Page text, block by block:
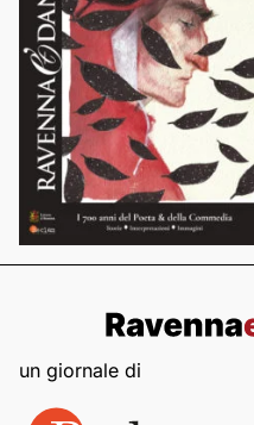
un giornale di